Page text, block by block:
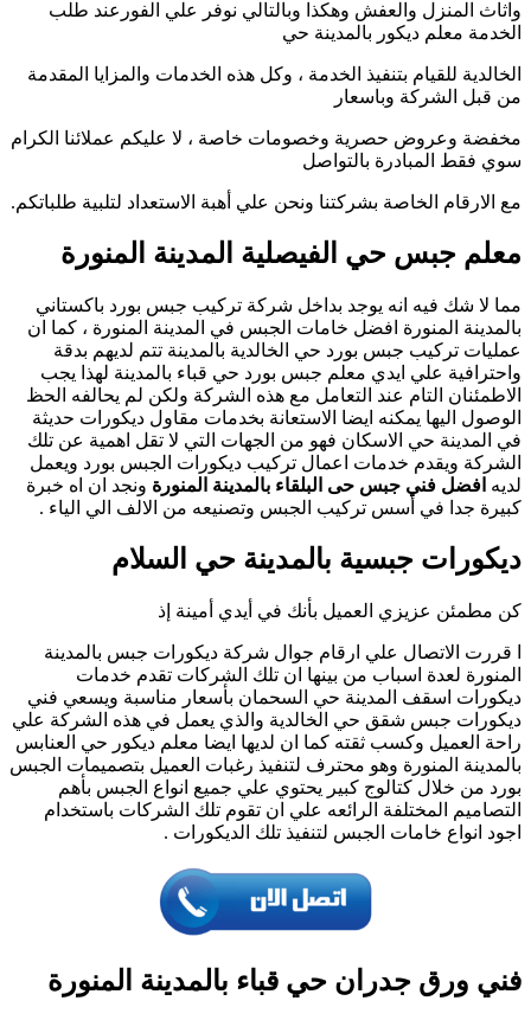
واثاث المنزل والعفش وهكذا وبالتالي نوفر علي الفورعند طلب
الخدمة معلم ديكور بالمدينة حي
الخالدية للقيام بتنفيذ الخدمة ، وكل هذه الخدمات والمزايا المقدمة
من قبل الشركة وباسعار
مخفضة وعروض حصرية وخصومات خاصة ، لا عليكم عملائنا الكرام
سوي فقط المبادرة بالتواصل
مع الارقام الخاصة بشركتنا ونحن علي أهبة الاستعداد لتلبية طلباتكم.
معلم جبس حي الفيصلية المدينة المنورة
مما لا شك فيه انه يوجد بداخل شركة تركيب جبس بورد باكستاني
بالمدينة المنورة افضل خامات الجبس في المدينة المنورة ، كما ان
عمليات تركيب جبس بورد حي الخالدية بالمدينة تتم لديهم بدقة
واحترافية علي ايدي معلم جبس بورد حي قباء بالمدينة لهذا يجب
الاطمئنان التام عند التعامل مع هذه الشركة ولكن لم يحالفه الحظ
الوصول اليها يمكنه ايضا الاستعانة بخدمات مقاول ديكورات حديثة
في المدينة حي الاسكان فهو من الجهات التي لا تقل اهمية عن تلك
الشركة ويقدم خدمات اعمال تركيب ديكورات الجبس بورد ويعمل
لديه افضل فني جبس حى البلقاء بالمدينة المنورة ونجد ان اه خبرة
كبيرة جدا في أسس تركيب الجبس وتصنيعه من الالف الي الياء .
ديكورات جبسية بالمدينة حي السلام
كن مطمئن عزيزي العميل بأنك في أيدي أمينة إذ
ا قررت الاتصال علي ارقام جوال شركة ديكورات جبس بالمدينة
المنورة لعدة اسباب من بينها ان تلك الشركات تقدم خدمات
ديكورات اسقف المدينة حي السحمان بأسعار مناسبة ويسعي فني
ديكورات جبس شقق حي الخالدية والذي يعمل في هذه الشركة علي
راحة العميل وكسب ثقته كما ان لديها ايضا معلم ديكور حي العنابس
بالمدينة المنورة وهو محترف لتنفيذ رغبات العميل بتصميمات الجبس
بورد من خلال كتالوج كبير يحتوي علي جميع انواع الجبس بأهم
التصاميم المختلفة الرائعه علي ان تقوم تلك الشركات باستخدام
اجود انواع خامات الجبس لتنفيذ تلك الديكورات .
فني ورق جدران حي قباء بالمدينة المنورة